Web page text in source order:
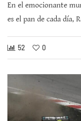
En el emocionante
es el pan de cada día,
52 0